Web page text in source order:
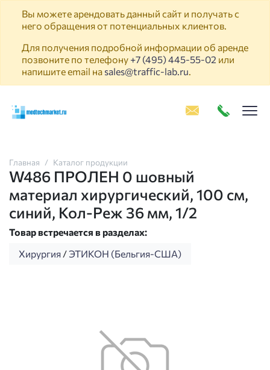
Вы можете арендовать данный сайт и получать с
него обращения от потенциальных клиентов.
Для получения подробной информации об аренде
позвоните по телефону +7 (495) 445-55-02 или
напишите email на sales@traffic-lab.ru.
Главная Каталог продукции
W486 ПРОЛЕН 0 шовный
материал хирургический, 100 см,
синий, Кол-Реж 36 мм, 1/2
Товар встречается в разделах:
Хирургия / ЭТИКОН (Бельгия-США)